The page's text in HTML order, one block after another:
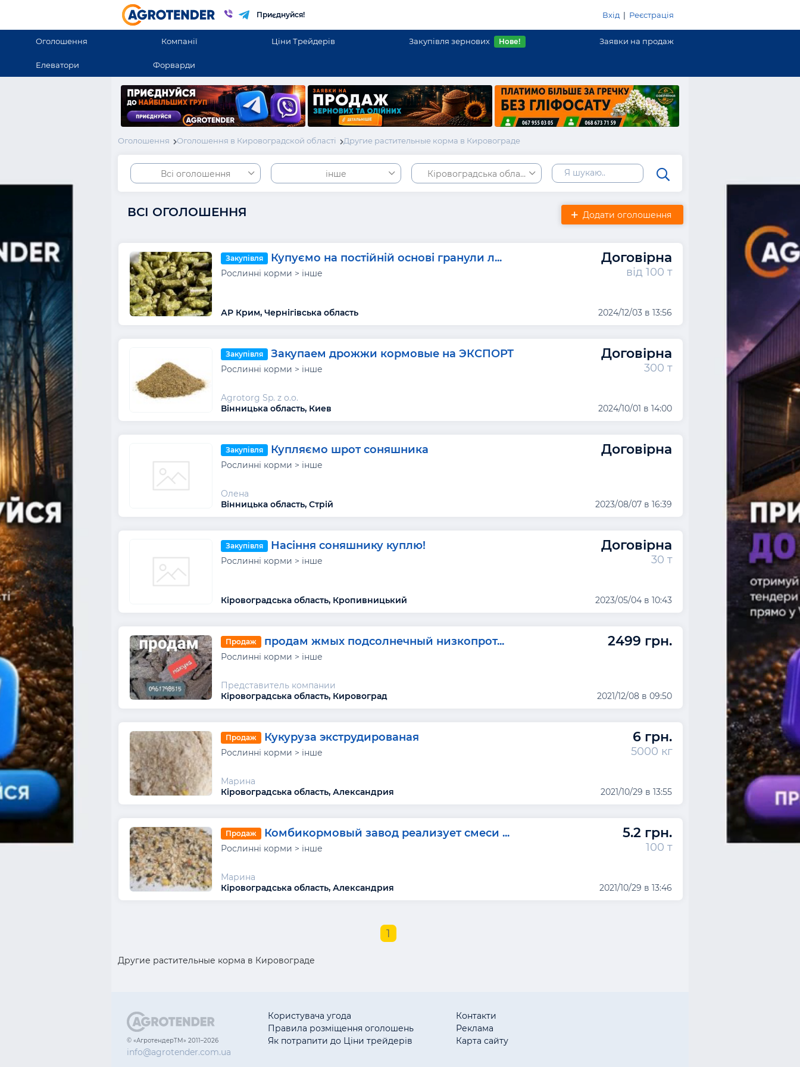
Приєднуйся! Вхід | Реєстрація
Оголошення Компанії Ціни Трейдерів Закупівля зернових Нове! Заявки на продаж
Елеватори Форварди
Оголошення Оголошення в Кировоградской області Другие растительные корма в Кировограде
Всі оголошення інше Кіровоградська область
Додати оголошення
ВСІ ОГОЛОШЕННЯ
Закупівля Купуємо на постійній основі гранули л... Договірна
Рослинні корми > інше від 100 т
АР Крим, Чернігівська область 2024/12/03 в 13:56
Закупівля Закупаем дрожжи кормовые на ЭКСПОРТ Договірна
Рослинні корми > інше 300 т
Agrotorg Sp. z o.o.
Вінницька область, Киев
2024/10/01 в 14:00
Закупівля Купляємо шрот соняшника Договірна
Рослинні корми > інше
Олена
Вінницька область, Стрій
2023/08/07 в 16:39
Закупівля Насіння соняшнику куплю! Договірна
Рослинні корми > інше 30 т
Кіровоградська область, Кропивницький 2023/05/04 в 10:43
Продаж продам жмых подсолнечный низкопрот... 2499 грн.
Рослинні корми > інше
Представитель компании
Кіровоградська область, Кировоград
2021/12/08 в 09:50
Продаж Кукуруза экструдированая 6 грн.
Рослинні корми > інше 5000 кг
Марина
Кіровоградська область, Александрия
2021/10/29 в 13:55
Продаж Комбикормовый завод реализует смеси ... 5.2 грн.
Рослинні корми > інше 100 т
Марина
Кіровоградська область, Александрия
2021/10/29 в 13:46
1
Другие растительные корма в Кировограде
© «АгротендерTM» 2011–2026
info@agrotender.com.ua
Користувача угода
Правила розміщення оголошень
Як потрапити до Ціни трейдерів
Контакти
Реклама
Карта сайту